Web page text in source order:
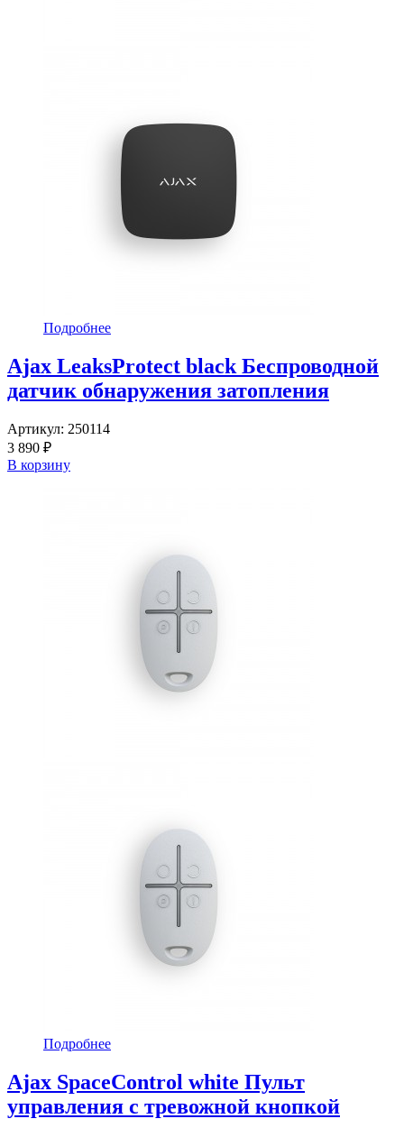
Подробнее
Ajax LeaksProtect black Беспроводной
датчик обнаружения затопления
Артикул: 250114
3 890 ₽
В корзину
Подробнее
Ajax SpaceControl white Пульт
управления с тревожной кнопкой